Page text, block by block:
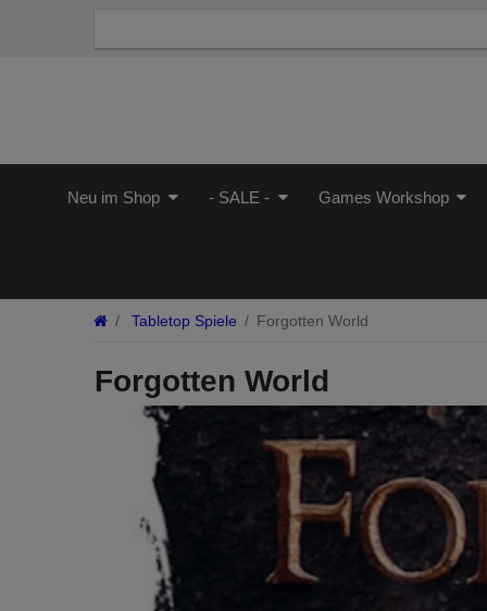
Neu im Shop - SALE - Games Workshop
Tabletop Spiele Forgotten World
Forgotten World